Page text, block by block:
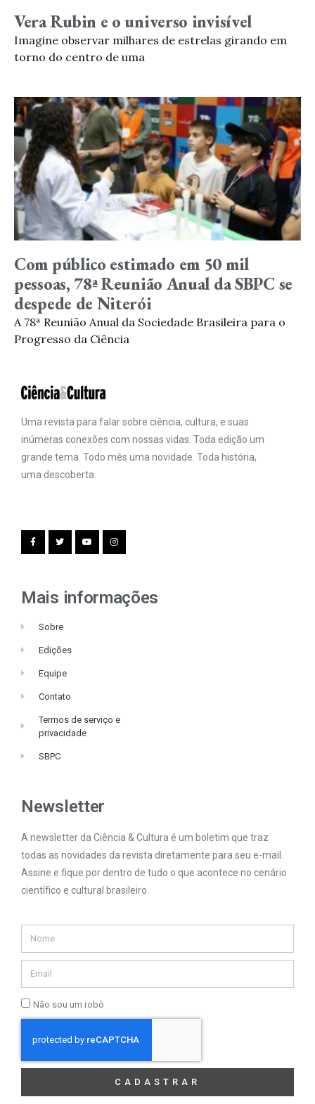
Vera Rubin e o universo invisível
Imagine observar milhares de estrelas girando em
torno do centro de uma
Com público estimado em 50 mil
pessoas, 78ª Reunião Anual da SBPC se
despede de Niterói
A 78ª Reunião Anual da Sociedade Brasileira para o
Progresso da Ciência
Uma revista para falar sobre ciência, cultura, e suas
inúmeras conexões com nossas vidas. Toda edição um
grande tema. Todo mês uma novidade. Toda história,
uma descoberta.
Mais informações
Sobre
Edições
Equipe
Contato
Termos de serviço e
privacidade
SBPC
Newsletter
A newsletter da Ciência & Cultura é um boletim que traz
todas as novidades da revista diretamente para seu e-mail.
Assine e fique por dentro de tudo o que acontece no cenário
científico e cultural brasileiro.
Não sou um robô
CADASTRAR